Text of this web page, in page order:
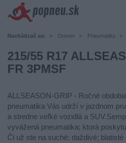
Nachádzaš sa: Domov Pneumatiky
215/55 R17
FR 3PMSF
ALLSEASON-GRIP - Ročné
pneumatika Vás udrží v jazdnom
a stredne veľké vozidlá a
vyvážená pneumatika; ktorá
Či už ste na suché; daždivé;